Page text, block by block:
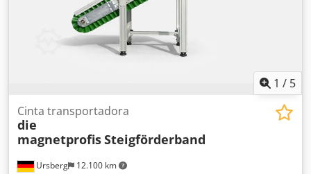
1 / 5
Ursberg 12.100 km
Cinta transportadora
die
magnetprofisSteigförderband